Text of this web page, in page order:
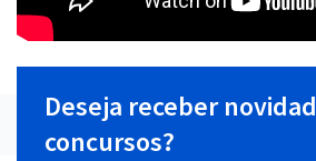
Deseja receber
concursos?